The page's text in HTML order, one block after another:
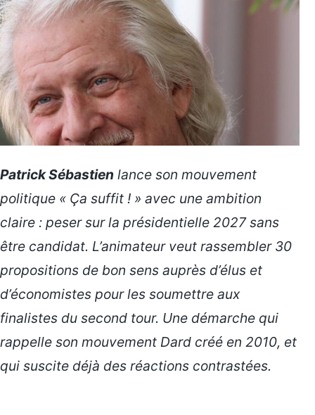
Patrick Sébastien lance son mouvement
politique « Ça suffit ! » avec une ambition
claire : peser sur la présidentielle 2027 sans
être candidat. L’animateur veut rassembler 30
propositions de bon sens auprès d’élus et
d’économistes pour les soumettre aux
finalistes du second tour. Une démarche qui
rappelle son mouvement Dard créé en 2010, et
qui suscite déjà des réactions contrastées.